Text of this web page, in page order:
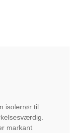
isolerrør til
markant